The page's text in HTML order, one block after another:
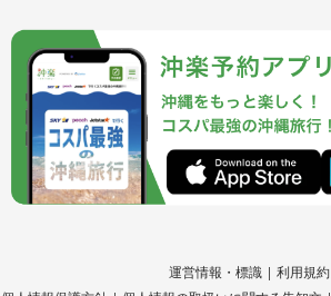
運営情報・標識
利用規約